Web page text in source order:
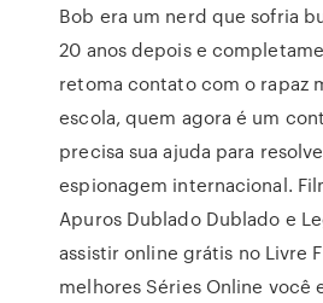
Bob era um nerd que sofria
20 anos depois e
retoma contato com o rapaz
escola, quem agora é um
precisa sua ajuda para
espionagem internacional.
Apuros Dublado Dublado e
assistir online grátis no Livre
melhores Séries Online você